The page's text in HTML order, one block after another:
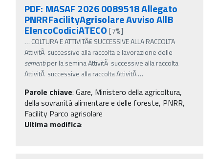
PDF: MASAF 2026 0089518 Allegato
PNRRFacilityAgrisolare Avviso AllB
ElencoCodiciATECO [7%]
… COLTURA E ATTIVITÃ€ SUCCESSIVE ALLA RACCOLTA
AttivitÃ successive alla raccolta e lavorazione delle
sementiper la semina AttivitÃ successive alla raccolta
AttivitÃ successive alla raccolta AttivitÃ…
Parole chiave: Gare, Ministero della agricoltura,
della sovranità alimentare e delle foreste, PNRR,
Facility Parco agrisolare
Ultima modifica: